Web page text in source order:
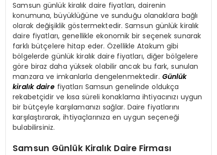
Samsun günlük kiralık daire fiyatları, dairenin
konumuna, büyüklüğüne ve sunduğu olanaklara bağlı
olarak değişiklik göstermektedir. Samsun günlük kiralık
daire fiyatları, genellikle ekonomik bir seçenek sunarak
farklı bütçelere hitap eder. Özellikle Atakum gibi
bölgelerde günlük kiralık daire fiyatları, diğer bölgelere
göre biraz daha yüksek olabilir ancak bu fark, sunulan
manzara ve imkanlarla dengelenmektedir. Günlük
kiralık dairefiyatları Samsun genelinde oldukça
rekabetçidir ve kısa süreli konaklama ihtiyacınızı uygun
bir bütçeyle karşılamanızı sağlar. Daire fiyatlarını
karşılaştırarak, ihtiyaçlarınıza en uygun seçeneği
bulabilirsiniz.
Samsun Günlük Kiralık Daire Firması